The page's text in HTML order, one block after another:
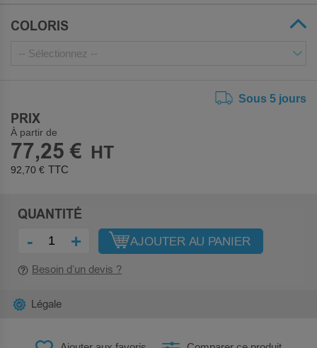
COLORIS
Sous 5 jours
PRIX
À partir de
77,25 €
92,70 €
QUANTITÉ
- + AJOUTER AU PANIER
Besoin d’un devis ?
Légale